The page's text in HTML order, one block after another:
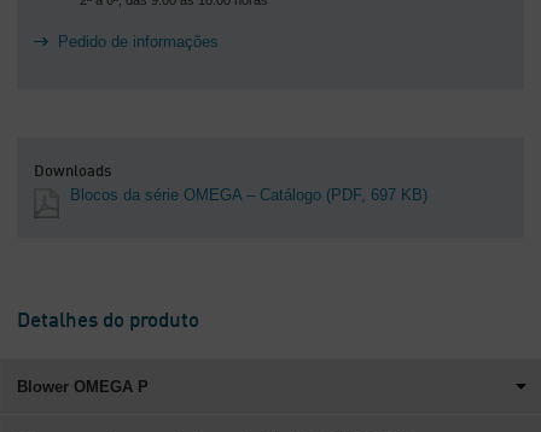
Pedido de informações
Downloads
Blocos da série OMEGA – Catálogo (PDF, 697 KB)
Detalhes do produto
Blower OMEGA P